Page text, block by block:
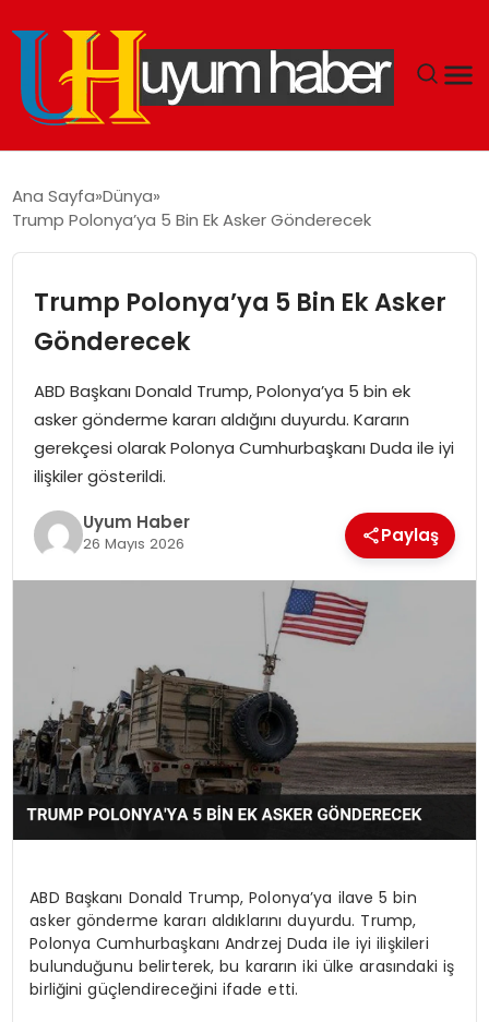
EKONOMI
SIYASET
DÜNYA
SPOR
TEKNOLOJI
SAĞLIK
Ana Sayfa Dünya
Trump Polonya’ya 5 Bin Ek Asker Gönderecek
Trump Polonya’ya 5 Bin Ek Asker
Gönderecek
ABD Başkanı Donald Trump, Polonya’ya 5 bin ek
asker gönderme kararı aldığını duyurdu. Kararın
gerekçesi olarak Polonya Cumhurbaşkanı Duda ile iyi
ilişkiler gösterildi.
Uyum Haber
26 Mayıs 2026 Paylaş
ABD Başkanı Donald Trump, Polonya’ya ilave 5 bin
asker gönderme kararı aldıklarını duyurdu. Trump,
Polonya Cumhurbaşkanı Andrzej Duda ile iyi ilişkileri
bulunduğunu belirterek, bu kararın iki ülke arasındaki iş
birliğini güçlendireceğini ifade etti.